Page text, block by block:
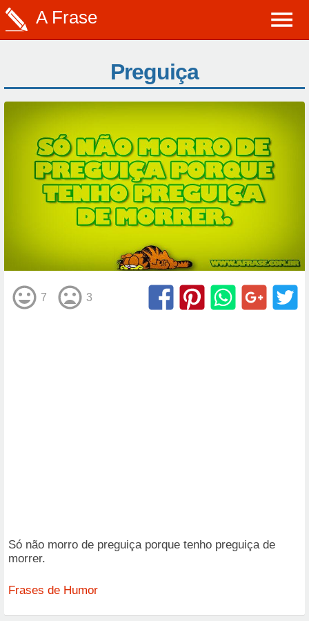
A Frase
Preguiça
7 3
Só não morro de preguiça porque tenho preguiça de
morrer.
Frases de Humor